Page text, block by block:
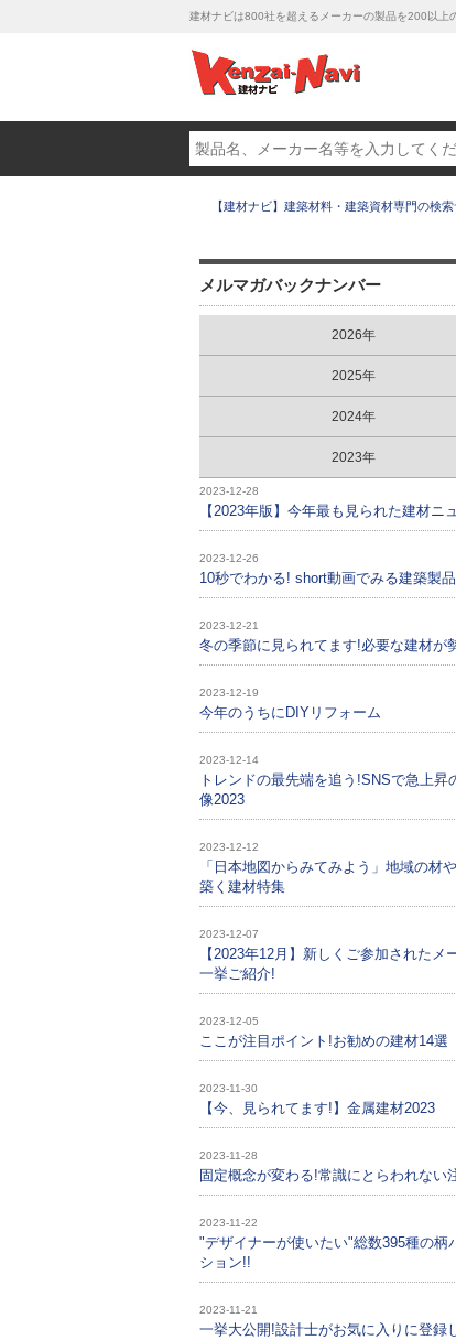
建材ナビは800社を超えるメーカーの製品を200以上
【建材ナビ】建築材料・建築資材専門の検索
メルマガバックナンバー
2026年
2025年
2024年
2023年
2023-12-28
【2023年版】今年最も見られた建材ニ
2023-12-26
10秒でわかる! short動画でみる建築製
2023-12-21
冬の季節に見られてます!必要な建材が
2023-12-19
今年のうちにDIYリフォーム
2023-12-14
トレンドの最先端を追う!SNSで急上昇
像2023
2023-12-12
「日本地図からみてみよう」地域の材
築く建材特集
2023-12-07
【2023年12月】新しくご参加されたメ
一挙ご紹介!
2023-12-05
ここが注目ポイント!お勧めの建材14選
2023-11-30
【今、見られてます!】金属建材2023
2023-11-28
固定概念が変わる!常識にとらわれない
2023-11-22
"デザイナーが使いたい"総数395種の柄
ション!!
2023-11-21
一挙大公開!設計士がお気に入りに登録